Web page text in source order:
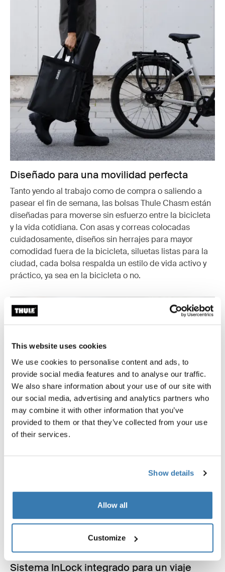
This website uses cookies
We use cookies to personalise content and ads, to
provide social media features and to analyse our traffic.
We also share information about your use of our site with
our social media, advertising and analytics partners who
may combine it with other information that you’ve
provided to them or that they’ve collected from your use
of their services.
Show details
Allow all
Customize
Diseñado para una movilidad perfecta
Tanto yendo al trabajo como de compra o saliendo a
pasear el fin de semana, las bolsas Thule Chasm están
diseñadas para moverse sin esfuerzo entre la bicicleta
y la vida cotidiana. Con asas y correas colocadas
cuidadosamente, diseños sin herrajes para mayor
comodidad fuera de la bicicleta, siluetas listas para la
ciudad, cada bolsa respalda un estilo de vida activo y
práctico, ya sea en la bicicleta o no.
Sistema InLock integrado para un viaje